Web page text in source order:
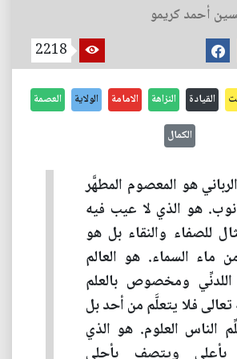
أحمد كريمو
2218
القيادة النزاهة الامامة الولاية العصمة
الكمال
هو المعصوم المطهَّر
هو الذي لا عيب فيه
للصفاء والنقاء بل هو
ماء السماء. هو العالم
اللدنِّي ومخصوص بالعلم
تعالى فلا يتعلَّم من أحد بل
الناس العلوم. هو الذي
بأعلى ويتصف بأحلى